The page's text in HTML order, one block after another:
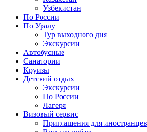
Узбекистан
По России
По Уралу
Тур выходного дня
Экскурсии
Автобусные
Санатории
Круизы
Детский отдых
Экскурсии
По России
Лагеря
Визовый сервис
Приглашения для иностранцев